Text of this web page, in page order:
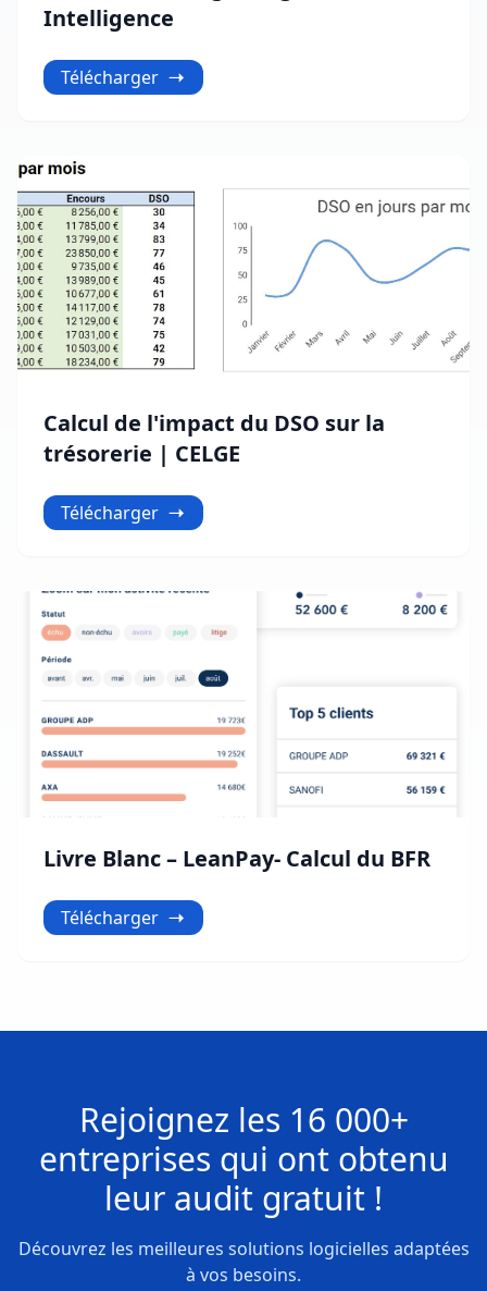
Intelligence
Télécharger
Calcul de l'impact du DSO sur la
trésorerie | CELGE
Télécharger
Livre Blanc – LeanPay- Calcul du BFR
Télécharger
Rejoignez les 16 000+
entreprises qui ont obtenu
leur audit gratuit !
Découvrez les meilleures solutions logicielles adaptées
à vos besoins.